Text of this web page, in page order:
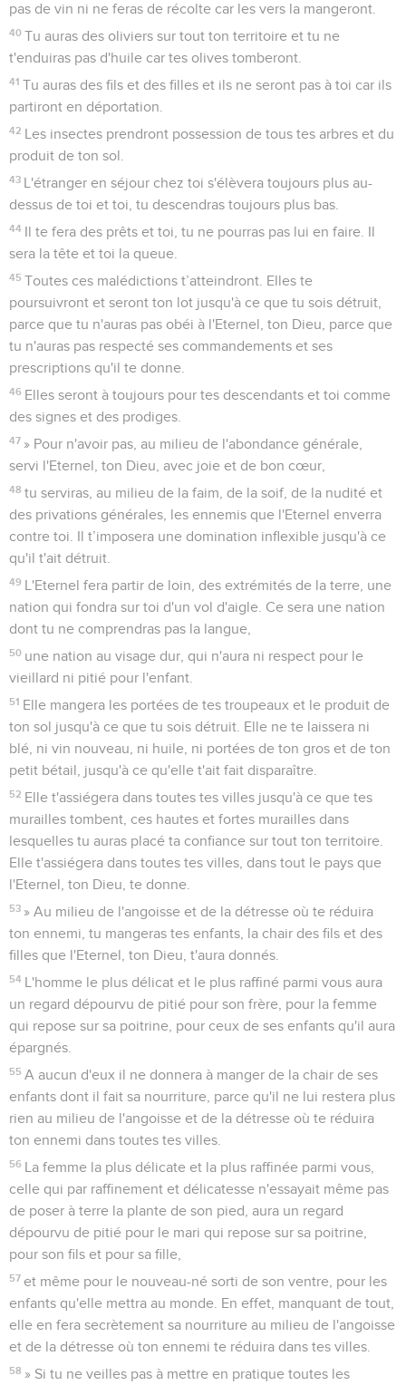
pas de vin ni ne feras de récolte car les vers la mangeront.
40 Tu auras des oliviers sur tout ton territoire et tu ne
t'enduiras pas d'huile car tes olives tomberont.
41 Tu auras des fils et des filles et ils ne seront pas à toi car ils
partiront en déportation.
42 Les insectes prendront possession de tous tes arbres et du
produit de ton sol.
43 L'étranger en séjour chez toi s'élèvera toujours plus au-
dessus de toi et toi, tu descendras toujours plus bas.
44 Il te fera des prêts et toi, tu ne pourras pas lui en faire. Il
sera la tête et toi la queue.
45 Toutes ces malédictions t’atteindront. Elles te
poursuivront et seront ton lot jusqu'à ce que tu sois détruit,
parce que tu n'auras pas obéi à l'Eternel, ton Dieu, parce que
tu n'auras pas respecté ses commandements et ses
prescriptions qu'il te donne.
46 Elles seront à toujours pour tes descendants et toi comme
des signes et des prodiges.
47 » Pour n'avoir pas, au milieu de l'abondance générale,
servi l'Eternel, ton Dieu, avec joie et de bon cœur,
48 tu serviras, au milieu de la faim, de la soif, de la nudité et
des privations générales, les ennemis que l'Eternel enverra
contre toi. Il t’imposera une domination inflexible jusqu'à ce
qu'il t'ait détruit.
49 L'Eternel fera partir de loin, des extrémités de la terre, une
nation qui fondra sur toi d'un vol d'aigle. Ce sera une nation
dont tu ne comprendras pas la langue,
50 une nation au visage dur, qui n'aura ni respect pour le
vieillard ni pitié pour l'enfant.
51 Elle mangera les portées de tes troupeaux et le produit de
ton sol jusqu'à ce que tu sois détruit. Elle ne te laissera ni
blé, ni vin nouveau, ni huile, ni portées de ton gros et de ton
petit bétail, jusqu'à ce qu'elle t'ait fait disparaître.
52 Elle t'assiégera dans toutes tes villes jusqu'à ce que tes
murailles tombent, ces hautes et fortes murailles dans
lesquelles tu auras placé ta confiance sur tout ton territoire.
Elle t'assiégera dans toutes tes villes, dans tout le pays que
l'Eternel, ton Dieu, te donne.
53 » Au milieu de l'angoisse et de la détresse où te réduira
ton ennemi, tu mangeras tes enfants, la chair des fils et des
filles que l'Eternel, ton Dieu, t'aura donnés.
54 L'homme le plus délicat et le plus raffiné parmi vous aura
un regard dépourvu de pitié pour son frère, pour la femme
qui repose sur sa poitrine, pour ceux de ses enfants qu'il aura
épargnés.
55 A aucun d'eux il ne donnera à manger de la chair de ses
enfants dont il fait sa nourriture, parce qu'il ne lui restera plus
rien au milieu de l'angoisse et de la détresse où te réduira
ton ennemi dans toutes tes villes.
56 La femme la plus délicate et la plus raffinée parmi vous,
celle qui par raffinement et délicatesse n'essayait même pas
de poser à terre la plante de son pied, aura un regard
dépourvu de pitié pour le mari qui repose sur sa poitrine,
pour son fils et pour sa fille,
57 et même pour le nouveau-né sorti de son ventre, pour les
enfants qu'elle mettra au monde. En effet, manquant de tout,
elle en fera secrètement sa nourriture au milieu de l'angoisse
et de la détresse où ton ennemi te réduira dans tes villes.
58 » Si tu ne veilles pas à mettre en pratique toutes les